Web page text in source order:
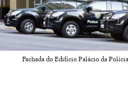
Fachada do Edifício Palácio da